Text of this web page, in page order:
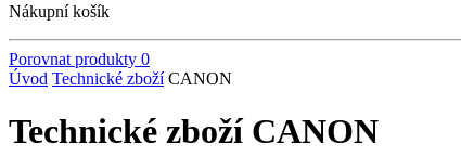
Nákupní košík
Porovnat produkty 0
Úvod Technické zboží CANON
Technické zboží CANON